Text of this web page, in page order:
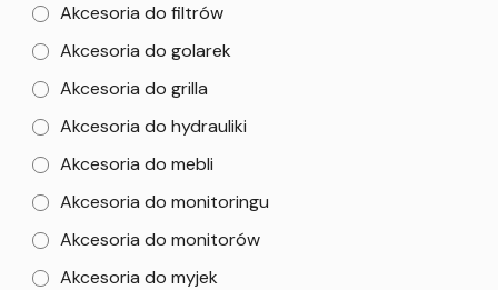
Akcesoria do filtrów
Akcesoria do golarek
Akcesoria do grilla
Akcesoria do hydrauliki
Akcesoria do mebli
Akcesoria do monitoringu
Akcesoria do monitorów
Akcesoria do myjek